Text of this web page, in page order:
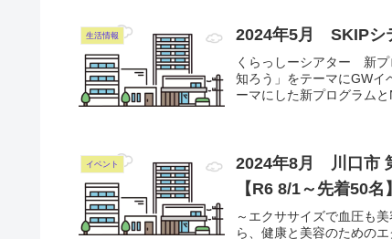
生活情報 2024年5月 SKIPシ
くらっしーシアター 新プ
知ろう」をテーマにGWイ
ーマにした新プログラム
イベント
2024年8月 川口市
【R6 8/1～先着50名】
～エクササイズで血圧も
ら、健康と美容のための